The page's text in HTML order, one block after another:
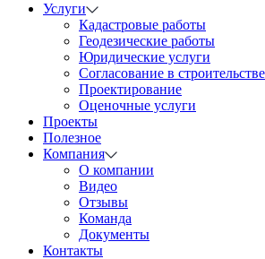
Услуги
Кадастровые работы
Геодезические работы
Юридические услуги
Согласование в строительстве
Проектирование
Оценочные услуги
Проекты
Полезное
Компания
О компании
Видео
Отзывы
Команда
Документы
Контакты